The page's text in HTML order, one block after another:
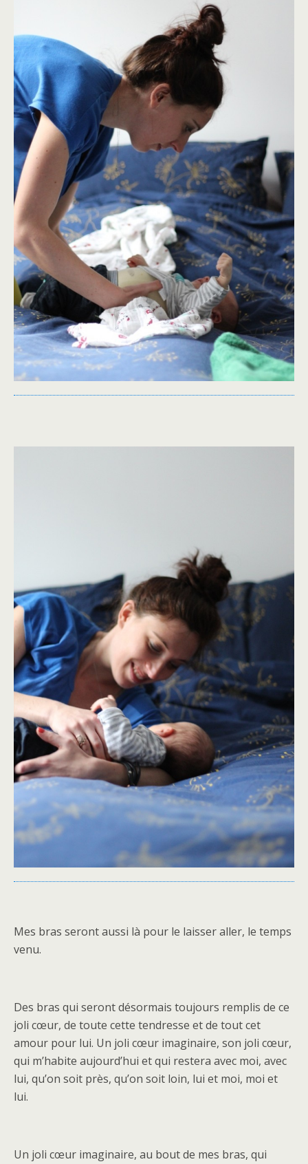
Mes bras seront aussi là pour le laisser aller, le temps
venu.
Des bras qui seront désormais toujours remplis de ce
joli cœur, de toute cette tendresse et de tout cet
amour pour lui. Un joli cœur imaginaire, son joli cœur,
qui m’habite aujourd’hui et qui restera avec moi, avec
lui, qu’on soit près, qu’on soit loin, lui et moi, moi et
lui.
Un joli cœur imaginaire, au bout de mes bras, qui